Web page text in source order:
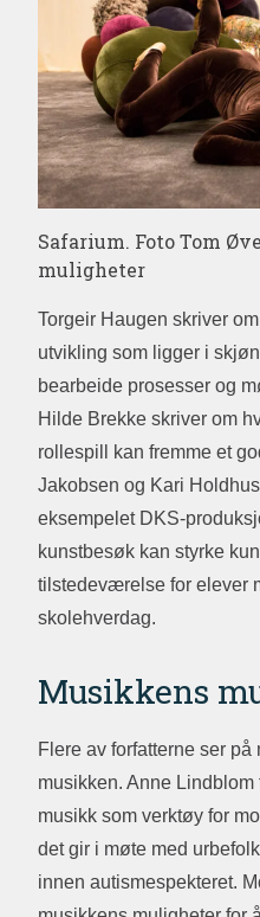
Safarium. Foto Tom
muligheter
Torgeir Haugen skriver
utvikling som ligger i
bearbeide prosesser og
Hilde Brekke skriver om
rollespill kan fremme et
Jakobsen og Kari
eksempelet DKS-
kunstbesøk kan styrke
tilstedeværelse for elever
skolehverdag.
Musikkens
Flere av forfatterne ser
musikken. Anne
musikk som verktøy for
det gir i møte med
innen autismespekteret.